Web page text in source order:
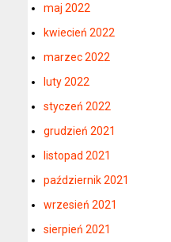
maj 2022
kwiecień 2022
marzec 2022
luty 2022
styczeń 2022
grudzień 2021
listopad 2021
październik 2021
wrzesień 2021
sierpień 2021